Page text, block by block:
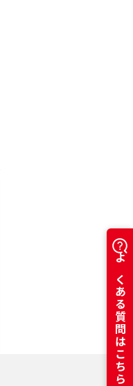
よくある質問はこちら